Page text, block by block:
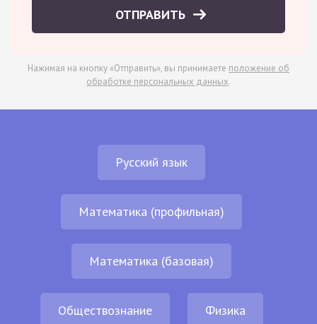
ОТПРАВИТЬ
Нажимая на кнопку «Отправить», вы принимаете положение об
обработке персональных данных.
Русский язык
Математика (профильная)
Математика (базовая)
Обществознание Физика